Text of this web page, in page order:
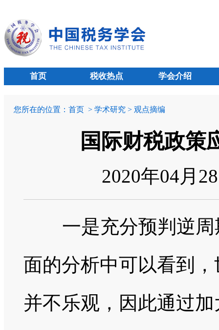
首页 税收热点 学会介绍
您所在的位置： 首页 > 学术研究 > 观点摘编
国际财税政策
2020年04月
一是充分预判逆
面的分析中可以看到
并不乐观，因此通过